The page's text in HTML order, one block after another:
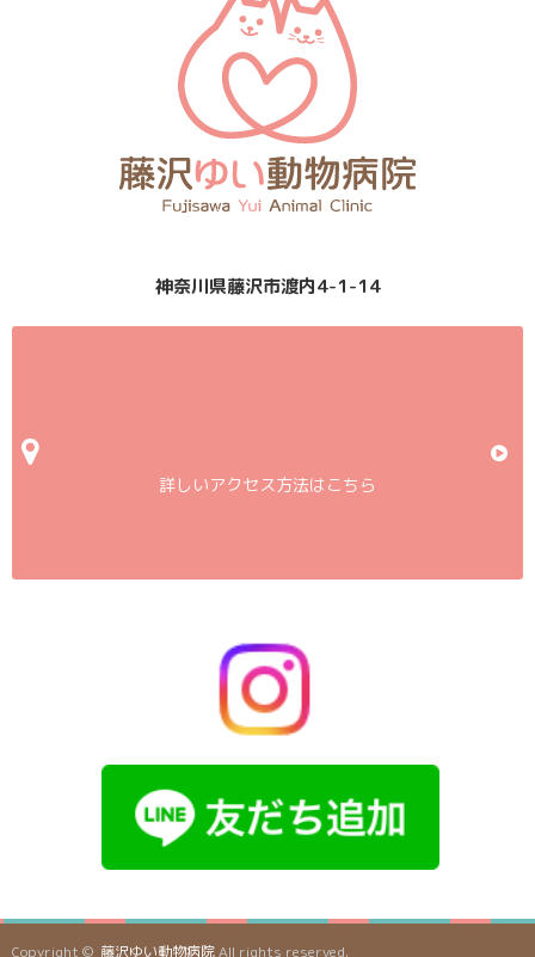
神奈川県藤沢市渡内4-1-14
詳しいアクセス方法はこちら
Copyright © 藤沢ゆい動物病院All rights reserved.